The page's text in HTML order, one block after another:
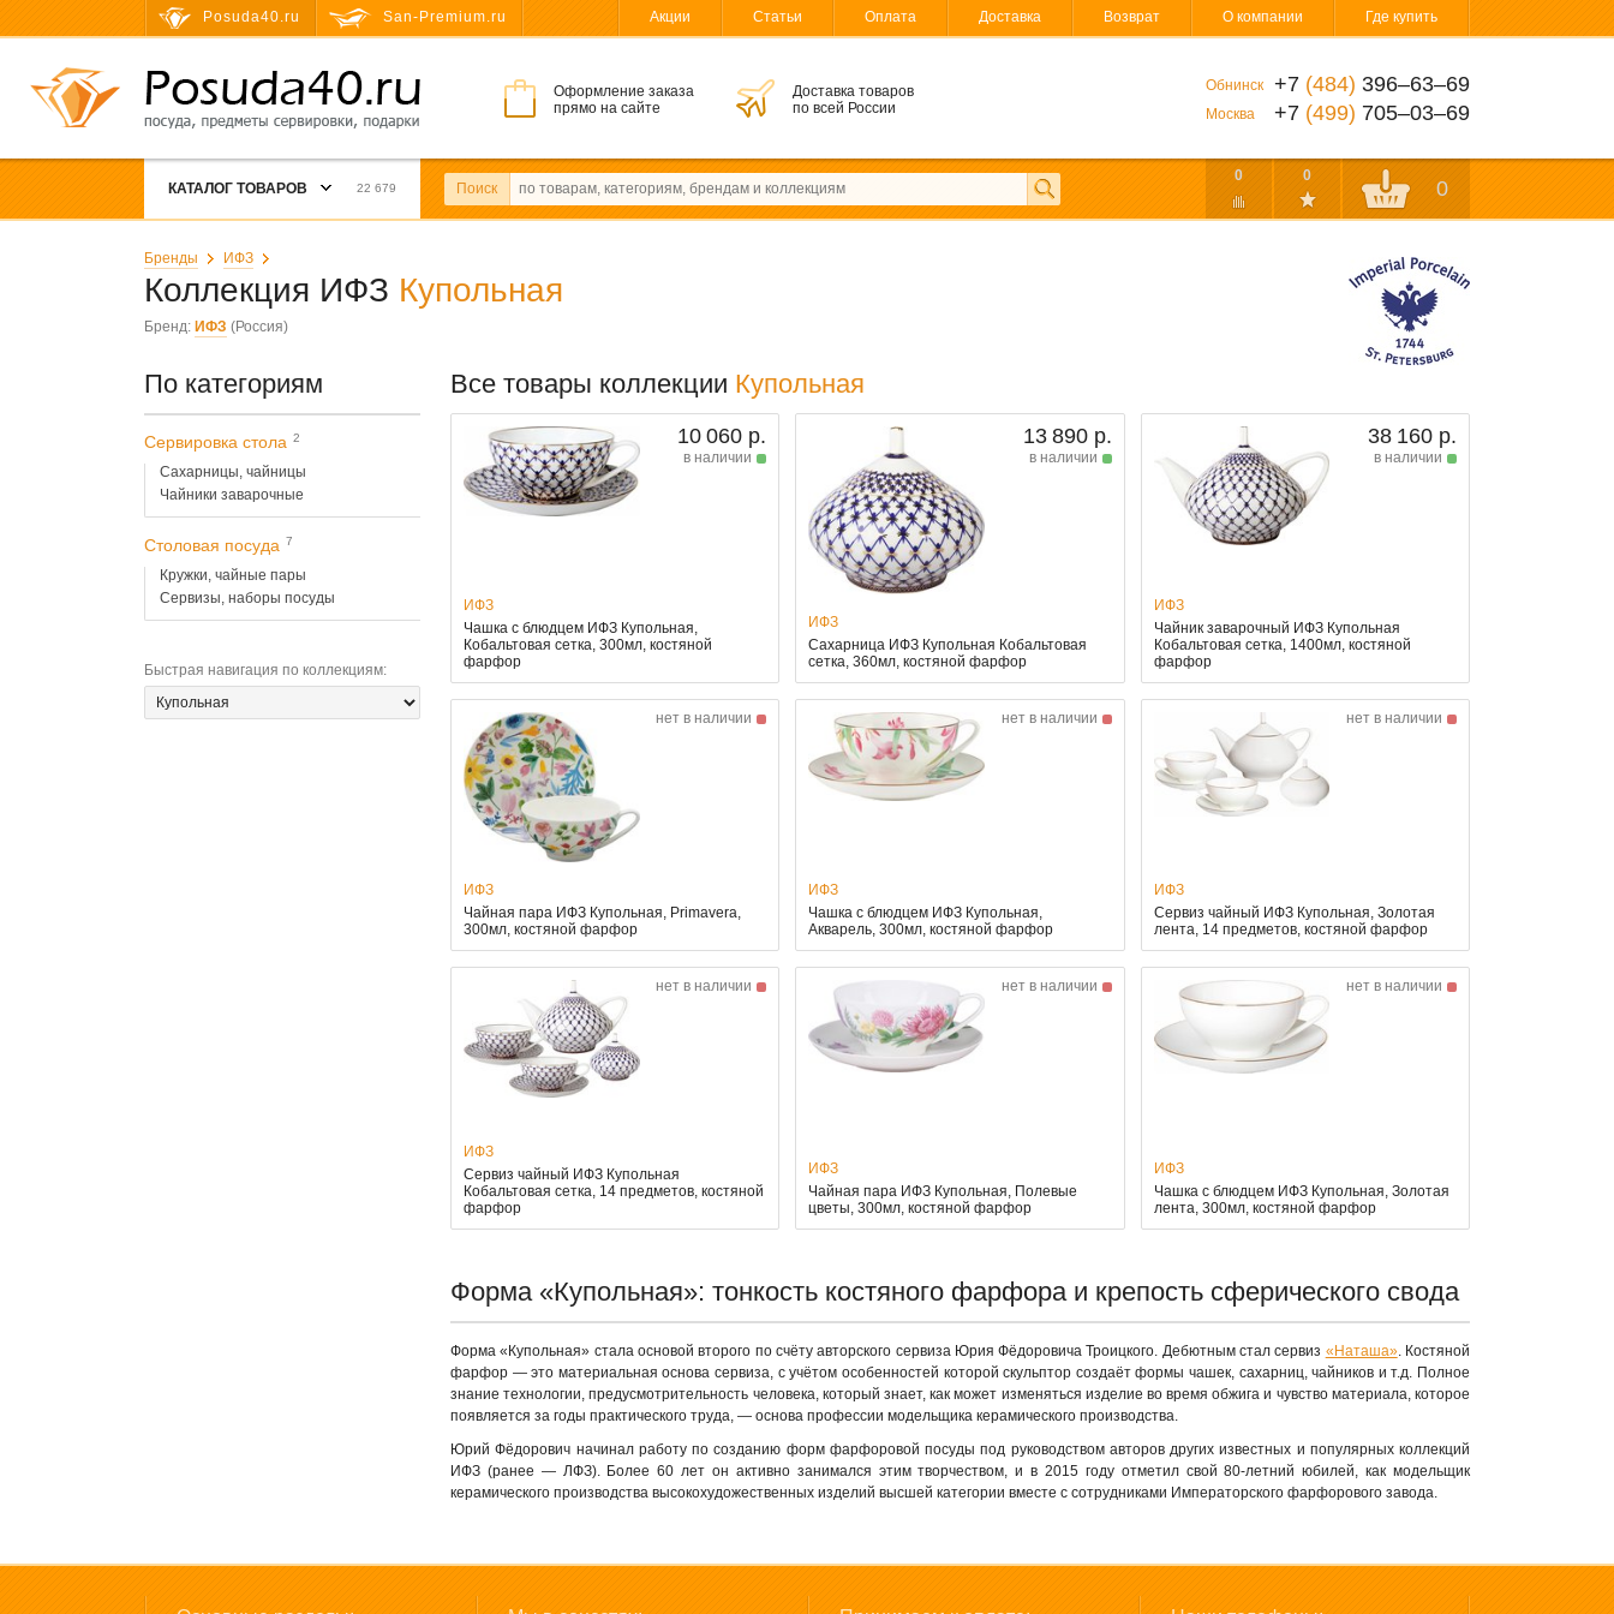
Posuda40.ru San-Premium.ru Акции Статьи Оплата Доставка Возврат О компании Где купить
Оформление заказа
прямо на сайте
Доставка товаров
по всей России
Обнинск +7 (484) 396‒63‒69
Москва +7 (499) 705‒03‒69
КАТАЛОГ ТОВАРОВ 22 679 Поиск
0 0
0
Бренды ИФЗ
Коллекция ИФЗ Купольная
Бренд: ИФЗ (Россия)
По категориям
Сервировка стола 2
Сахарницы, чайницы
Чайники заварочные
Столовая посуда 7
Кружки, чайные пары
Сервизы, наборы посуды
Быстрая навигация по коллекциям:
Все товары коллекции Купольная
10 060 р.
в наличии
ИФЗ
Чашка с блюдцем ИФЗ Купольная,
Кобальтовая сетка, 300мл, костяной
фарфор
13 890 р.
в наличии
ИФЗ
Сахарница ИФЗ Купольная Кобальтовая
сетка, 360мл, костяной фарфор
38 160 р.
в наличии
ИФЗ
Чайник заварочный ИФЗ Купольная
Кобальтовая сетка, 1400мл, костяной
фарфор
нет в наличии
ИФЗ
Чайная пара ИФЗ Купольная, Primavera,
300мл, костяной фарфор
нет в наличии
ИФЗ
Чашка с блюдцем ИФЗ Купольная,
Акварель, 300мл, костяной фарфор
нет в наличии
ИФЗ
Сервиз чайный ИФЗ Купольная, Золотая
лента, 14 предметов, костяной фарфор
нет в наличии
ИФЗ
Сервиз чайный ИФЗ Купольная
Кобальтовая сетка, 14 предметов, костяной
фарфор
нет в наличии
ИФЗ
Чайная пара ИФЗ Купольная, Полевые
цветы, 300мл, костяной фарфор
нет в наличии
ИФЗ
Чашка с блюдцем ИФЗ Купольная, Золотая
лента, 300мл, костяной фарфор
Форма «Купольная»: тонкость костяного фарфора и крепость сферического свода
Форма «Купольная» стала основой второго по счёту авторского сервиза Юрия Фёдоровича Троицкого. Дебютным стал сервиз «Наташа». Костяной
фарфор — это материальная основа сервиза, с учётом особенностей которой скульптор создаёт формы чашек, сахарниц, чайников и т.д. Полное
знание технологии, предусмотрительность человека, который знает, как может изменяться изделие во время обжига и чувство материала, которое
появляется за годы практического труда, — основа профессии модельщика керамического производства.
Юрий Фёдорович начинал работу по созданию форм фарфоровой посуды под руководством авторов других известных и популярных коллекций
ИФЗ (ранее — ЛФЗ). Более 60 лет он активно занимался этим творчеством, и в 2015 году отметил свой 80-летний юбилей, как модельщик
керамического производства высокохудожественных изделий высшей категории вместе с сотрудниками Императорского фарфорового завода.